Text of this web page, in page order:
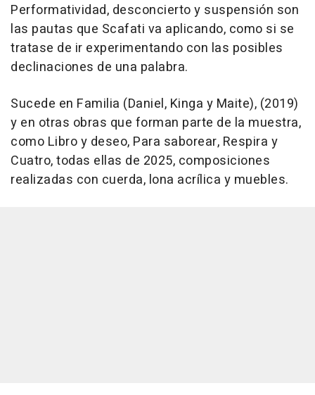
Performatividad, desconcierto y suspensión son
las pautas que Scafati va aplicando, como si se
tratase de ir experimentando con las posibles
declinaciones de una palabra.
Sucede en Familia (Daniel, Kinga y Maite), (2019)
y en otras obras que forman parte de la muestra,
como Libro y deseo, Para saborear, Respira y
Cuatro, todas ellas de 2025, composiciones
realizadas con cuerda, lona acrílica y muebles.